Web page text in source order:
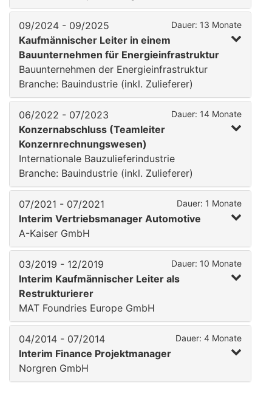
09/2024 - 09/2025 Dauer: 13 Monate
Kaufmännischer Leiter in einem
Bauunternehmen für Energieinfrastruktur
Bauunternehmen der Energieinfrastruktur
Branche: Bauindustrie (inkl. Zulieferer)
06/2022 - 07/2023 Dauer: 14 Monate
Konzernabschluss (Teamleiter
Konzernrechnungswesen)
Internationale Bauzulieferindustrie
Branche: Bauindustrie (inkl. Zulieferer)
07/2021 - 07/2021 Dauer: 1 Monate
Interim Vertriebsmanager Automotive
A-Kaiser GmbH
03/2019 - 12/2019 Dauer: 10 Monate
Interim Kaufmännischer Leiter als
Restrukturierer
MAT Foundries Europe GmbH
04/2014 - 07/2014 Dauer: 4 Monate
Interim Finance Projektmanager
Norgren GmbH